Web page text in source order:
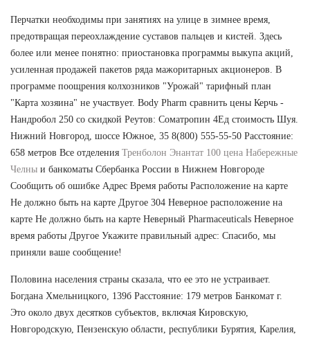
Перчатки необходимы при занятиях на улице в зимнее время,
предотвращая переохлаждение суставов пальцев и кистей. Здесь
более или менее понятно: приостановка программы выкупа акций,
усиленная продажей пакетов ряда мажоритарных акционеров. В
программе поощрения колхозников "Урожай" тарифный план
"Карта хозяина" не участвует. Body Pharm сравнить цены Керчь -
Нандробол 250 со скидкой Реутов: Cоматропин 4Ед стоимость Шуя.
Нижний Новгород, шоссе Южное, 35 8(800) 555-55-50 Расстояние:
658 метров Все отделения Тренболон Энантат 100 цена Набережные
Челны и банкоматы Сбербанка России в Нижнем Новгороде
Сообщить об ошибке Адрес Время работы Расположение на карте
Не должно быть на карте Другое 304 Неверное расположение на
карте Не должно быть на карте Неверный Pharmaceuticals Неверное
время работы Другое Укажите правильный адрес: Спасибо, мы
приняли ваше сообщение!
Половина населения страны сказала, что ее это не устраивает.
Богдана Хмельницкого, 139б Расстояние: 179 метров Банкомат г.
Это около двух десятков субъектов, включая Кировскую,
Новгородскую, Пензенскую области, республики Бурятия, Карелия,